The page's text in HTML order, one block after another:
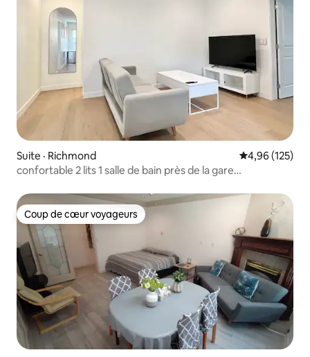
Suite · Richmond Note
4,96 (125)
confortable 2 lits 1 salle de bain près de la gare
Coup de cœur voyageurs
Coup de cœur voyageurs